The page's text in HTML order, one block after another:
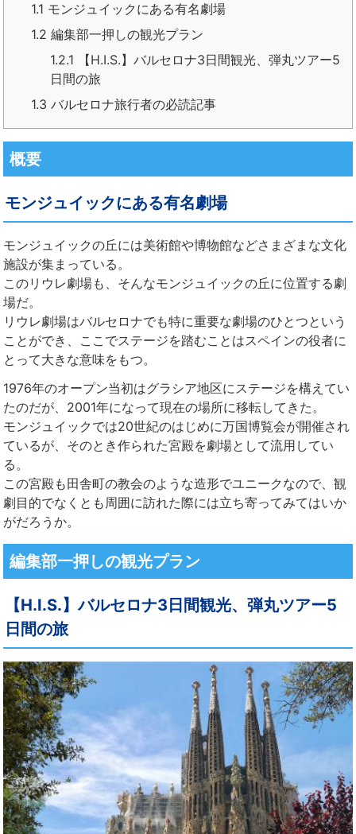
1.1 モンジュイックにある有名劇場
1.2 編集部一押しの観光プラン
1.2.1 【H.I.S.】バルセロナ3日間観光、弾丸ツアー5
日間の旅
1.3 バルセロナ旅行者の必読記事
概要
モンジュイックにある有名劇場
モンジュイックの丘には美術館や博物館などさまざまな文化
施設が集まっている。
このリウレ劇場も、そんなモンジュイックの丘に位置する劇
場だ。
リウレ劇場はバルセロナでも特に重要な劇場のひとつという
ことができ、ここでステージを踏むことはスペインの役者に
とって大きな意味をもつ。
1976年のオープン当初はグラシア地区にステージを構えてい
たのだが、2001年になって現在の場所に移転してきた。
モンジュイックでは20世紀のはじめに万国博覧会が開催され
ているが、そのとき作られた宮殿を劇場として流用してい
る。
この宮殿も田舎町の教会のような造形でユニークなので、観
劇目的でなくとも周囲に訪れた際には立ち寄ってみてはいか
がだろうか。
編集部一押しの観光プラン
【H.I.S.】バルセロナ3日間観光、弾丸ツアー5
日間の旅